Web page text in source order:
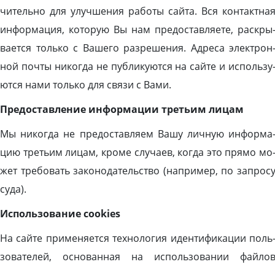
читель­но для улуч­ше­ния ра­боты сай­та. Вся кон­так­тная
ин­форма­ция, ко­торую Вы нам пре­дос­тавля­ете, рас­кры­
ва­ет­ся толь­ко с Ва­шего раз­ре­шения. Ад­ре­са элек­трон­
ной поч­ты ни­ког­да не пуб­ли­ку­ют­ся на сай­те и ис­поль­зу­
ют­ся на­ми толь­ко для свя­зи с Ва­ми.
Пре­дос­тавле­ние ин­форма­ции треть­им ли­цам
Мы ни­ког­да не пре­дос­тавля­ем Ва­шу лич­ную ин­форма­
цию треть­им ли­цам, кро­ме слу­ча­ев, ког­да это пря­мо мо­
жет тре­бовать за­коно­датель­ство (нап­ри­мер, по зап­ро­су
су­да).
Ис­поль­зо­вание cookies
На сай­те при­меня­ет­ся тех­но­логия иден­ти­фика­ции поль­
зо­вате­лей, ос­но­ван­ная на ис­поль­зо­вании фай­лов